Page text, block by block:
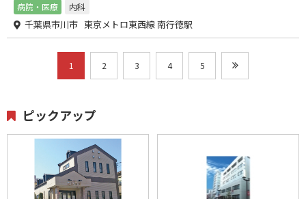
病院・医療 内科
千葉県市川市 東京メトロ東西線 南行徳駅
1 2 3 4 5
ピックアップ